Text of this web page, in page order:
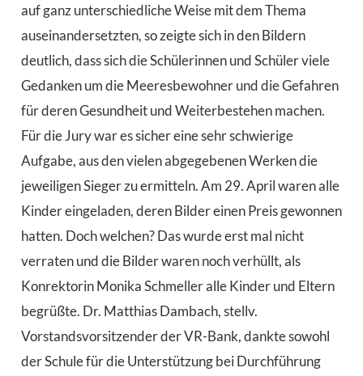
auf ganz unterschiedliche Weise mit dem Thema
auseinandersetzten, so zeigte sich in den Bildern
deutlich, dass sich die Schülerinnen und Schüler viele
Gedanken um die Meeresbewohner und die Gefahren
für deren Gesundheit und Weiterbestehen machen.
Für die Jury war es sicher eine sehr schwierige
Aufgabe, aus den vielen abgegebenen Werken die
jeweiligen Sieger zu ermitteln. Am 29. April waren alle
Kinder eingeladen, deren Bilder einen Preis gewonnen
hatten. Doch welchen? Das wurde erst mal nicht
verraten und die Bilder waren noch verhüllt, als
Konrektorin Monika Schmeller alle Kinder und Eltern
begrüßte. Dr. Matthias Dambach, stellv.
Vorstandsvorsitzender der VR-Bank, dankte sowohl
der Schule für die Unterstützung bei Durchführung